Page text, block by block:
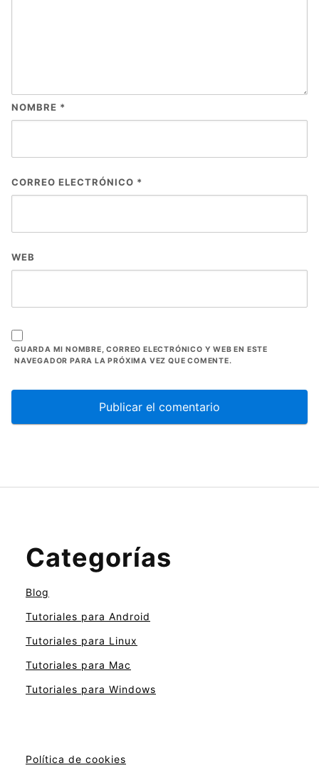
NOMBRE *
CORREO ELECTRÓNICO *
WEB
GUARDA MI NOMBRE, CORREO ELECTRÓNICO Y WEB EN ESTE
NAVEGADOR PARA LA PRÓXIMA VEZ QUE COMENTE.
Categorías
Blog
Tutoriales para Android
Tutoriales para Linux
Tutoriales para Mac
Tutoriales para Windows
Política de cookies